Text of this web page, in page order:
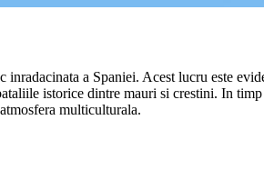
a Spaniei. Acest lucru este
istorice dintre mauri si crestini. In
multiculturala.